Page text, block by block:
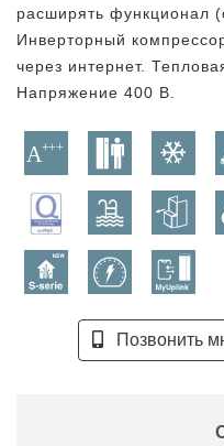
расширять функционал
Инверторный
через интернет.
Напряжение 400 В.
Позвонить